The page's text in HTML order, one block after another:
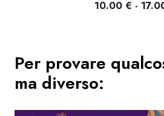
10.00 € -
Per provare
ma diverso: